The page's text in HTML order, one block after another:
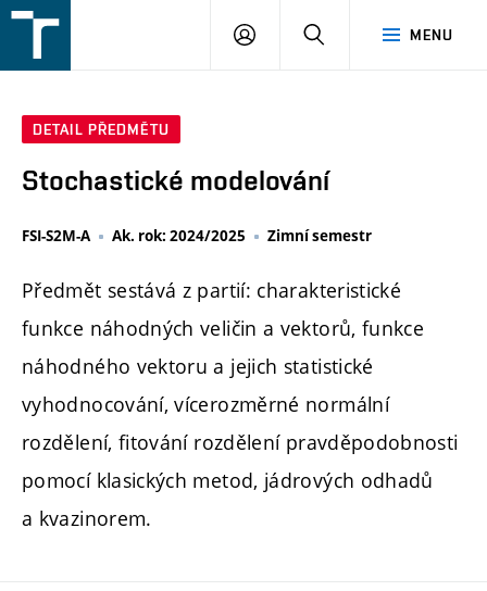
v
MENU
PŘIHLÁŠENÍ
DETAIL PŘEDMĚTU
Stochastické modelování
FSI-S2M-A Ak. rok: 2024/2025 Zimní semestr
Předmět sestává z partií: charakteristické
funkce náhodných veličin a vektorů, funkce
náhodného vektoru a jejich statistické
vyhodnocování, vícerozměrné normální
rozdělení, fitování rozdělení pravděpodobnosti
pomocí klasických metod, jádrových odhadů
a kvazinorem.